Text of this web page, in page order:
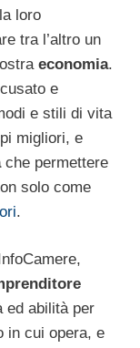
loro
tra l’altro un
economia.
e
e stili di vita
migliori, e
che permettere
solo come
.
ed abilità per
in cui opera, e